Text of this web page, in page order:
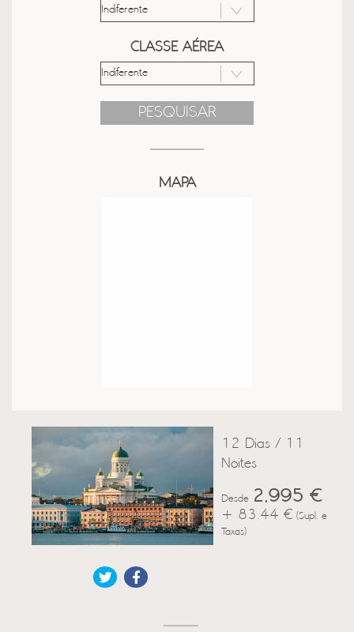
CLASSE AÉREA
PESQUISAR
MAPA
12 Dias / 11
Noites
Desde 2,995 €
+ 83.44 € (Supl. e
Taxas)